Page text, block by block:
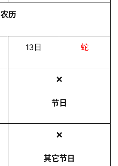
择
年
日
农历
13日 蛇
❌
节日
❌
其它节日